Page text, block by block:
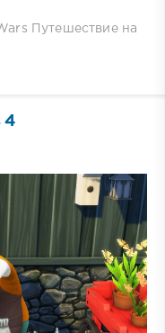
Путешествие на
4